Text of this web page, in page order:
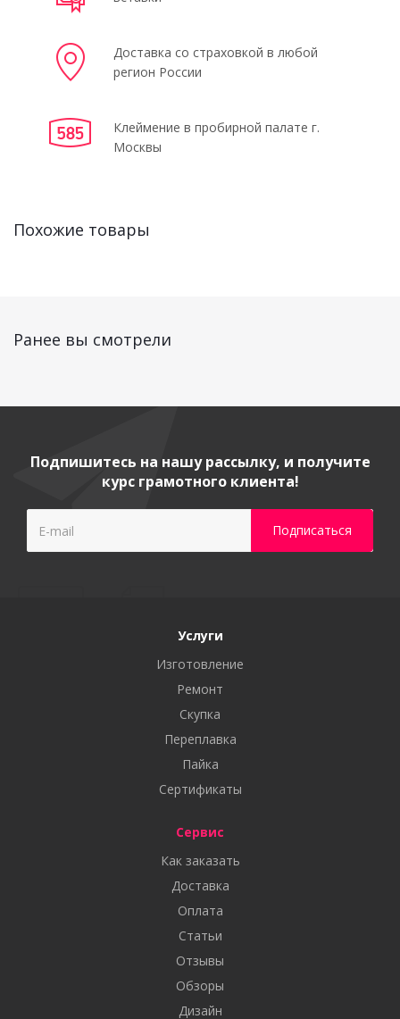
Доставка со страховкой в любой
регион России
Клеймение в пробирной палате г.
Москвы
Похожие товары
Ранее вы смотрели
Подпишитесь на нашу рассылку, и получите
курс грамотного клиента!
Услуги
Изготовление
Ремонт
Скупка
Переплавка
Пайка
Сертификаты
Сервис
Как заказать
Доставка
Оплата
Статьи
Отзывы
Обзоры
Дизайн